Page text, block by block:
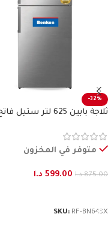
-32%
ثلاجة بابين 625 لتر ستيل
متوفر في المخزون
875.00 د.ا 599.00 د.ا
SKU: RF-BN643X